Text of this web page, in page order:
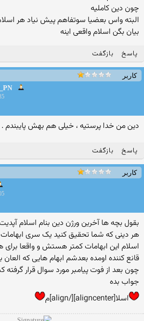
چون دین کاملیه
البته واس بعضیا سوتفاهم پیش نیاد هر
بیان بگن اسلام واقعی اینه
پاسخ بازگفت
کاربر
دین من خدا پرستیه ، خیلی هم بهش پایبندم .
پاسخ بازگفت
کاربر
بقول بچه ها آخرین ورژن دین بنام اسلام
هر دینی که شما تحقیق کنید یک سری ابهامات
اسلام این ابهامات کمتر هستش و واقعا برای
قانع کننده اومده بعدشم ابهام هایی که
چون بعد از فوت پیامبر مورد سوال قرار
جواب بده
اسلا[aligncenter][/align]م